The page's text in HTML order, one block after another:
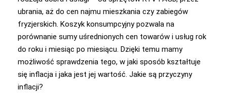
ubrania, aż do cen najmu mieszkania czy zabiegów
fryzjerskich. Koszyk konsumpcyjny pozwala na
porównanie sumy uśrednionych cen towarów i usług rok
do roku i miesiąc po miesiącu. Dzięki temu mamy
możliwość sprawdzenia tego, w jaki sposób kształtuje
się inflacja i jaka jest jej wartość. Jakie są przyczyny
inflacji?